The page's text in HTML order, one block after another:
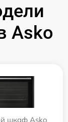
Asko
шкаф Asko